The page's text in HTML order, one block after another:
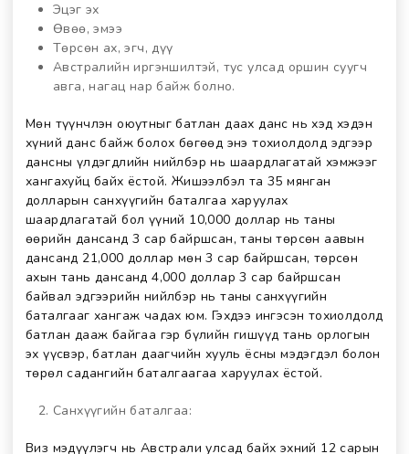
Эцэг эх
Өвөө, эмээ
Төрсөн ах, эгч, дүү
Австралийн иргэншилтэй, тус улсад оршин суугч
авга, нагац нар байж болно.
Мөн түүнчлэн оюутныг батлан даах данс нь хэд хэдэн
хүний данс байж болох бөгөөд энэ тохиолдолд эдгээр
дансны үлдэгдлийн нийлбэр нь шаардлагатай хэмжээг
хангахуйц байх ёстой. Жишээлбэл та 35 мянган
долларын санхүүгийн баталгаа харуулах
шаардлагатай бол үүний 10,000 доллар нь таны
өөрийн дансанд 3 сар байршсан, таны төрсөн аавын
дансанд 21,000 доллар мөн 3 сар байршсан, төрсөн
ахын тань дансанд 4,000 доллар 3 сар байршсан
байвал эдгээрийн нийлбэр нь таны санхүүгийн
баталгааг хангаж чадах юм. Гэхдээ ингэсэн тохиолдолд
батлан дааж байгаа гэр бүлийн гишүүд тань орлогын
эх үүсвэр, батлан даагчийн хууль ёсны мэдэгдэл болон
төрөл садангийн баталгаагаа харуулах ёстой.
Санхүүгийн баталгаа:
Виз мэдүүлэгч нь Австрали улсад байх эхний 12 сарын